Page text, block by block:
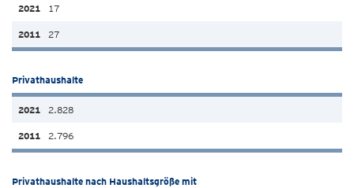
17
27
Privathaushalte
2.828
2.796
Privathaushalte nach Haushaltsgröße mit